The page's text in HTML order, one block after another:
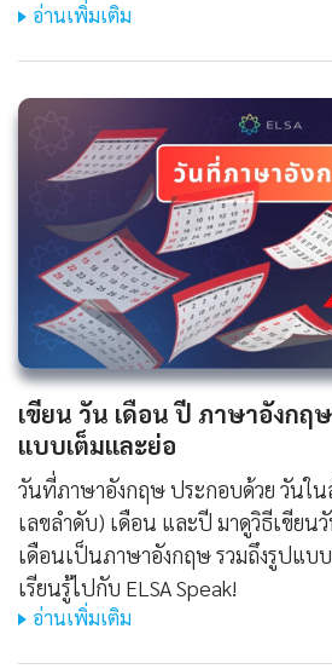
อ่านเพิ่มเติม
เขียน วัน เดือน ปี ภาษาอังกฤ
แบบเต็มและย่อ
วันที่ภาษาอังกฤษ ประกอบด้วย วันใ
เลขลำดับ) เดือน และปี มาดูวิธีเขีย
เดือนเป็นภาษาอังกฤษ รวมถึงรูปแบ
เรียนรู้ไปกับ ELSA Speak!
อ่านเพิ่มเติม